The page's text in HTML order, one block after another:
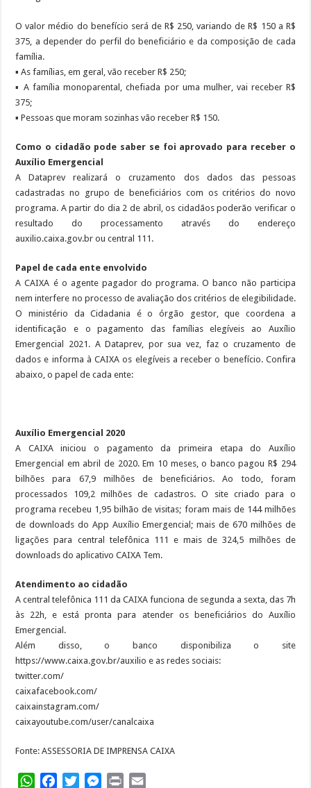
O valor médio do benefício será de R$ 250, variando de R$ 150 a R$
375, a depender do perfil do beneficiário e da composição de cada
família.
▪ As famílias, em geral, vão receber R$ 250;
▪ A família monoparental, chefiada por uma mulher, vai receber R$
375;
▪ Pessoas que moram sozinhas vão receber R$ 150.
Como o cidadão pode saber se foi aprovado para receber o
Auxílio Emergencial
A Dataprev realizará o cruzamento dos dados das pessoas
cadastradas no grupo de beneficiários com os critérios do novo
programa. A partir do dia 2 de abril, os cidadãos poderão verificar o
resultado do processamento através do endereço
auxilio.caixa.gov.br ou central 111.
Papel de cada ente envolvido
A CAIXA é o agente pagador do programa. O banco não participa
nem interfere no processo de avaliação dos critérios de elegibilidade.
O ministério da Cidadania é o órgão gestor, que coordena a
identificação e o pagamento das famílias elegíveis ao Auxílio
Emergencial 2021. A Dataprev, por sua vez, faz o cruzamento de
dados e informa à CAIXA os elegíveis a receber o benefício. Confira
abaixo, o papel de cada ente:
Auxílio Emergencial 2020
A CAIXA iniciou o pagamento da primeira etapa do Auxílio
Emergencial em abril de 2020. Em 10 meses, o banco pagou R$ 294
bilhões para 67,9 milhões de beneficiários. Ao todo, foram
processados 109,2 milhões de cadastros. O site criado para o
programa recebeu 1,95 bilhão de visitas; foram mais de 144 milhões
de downloads do App Auxílio Emergencial; mais de 670 milhões de
ligações para central telefônica 111 e mais de 324,5 milhões de
downloads do aplicativo CAIXA Tem.
Atendimento ao cidadão
A central telefônica 111 da CAIXA funciona de segunda a sexta, das 7h
às 22h, e está pronta para atender os beneficiários do Auxílio
Emergencial.
Além disso, o banco disponibiliza o site
https://www.caixa.gov.br/auxilio e as redes sociais:
twitter.com/
caixafacebook.com/
caixainstagram.com/
caixayoutube.com/user/canalcaixa
Fonte: ASSESSORIA DE IMPRENSA CAIXA
WhatsAppFacebookTwitterMessenger
Print